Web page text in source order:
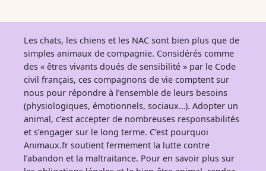
Les chats, les chiens et les NAC sont bien plus que de
simples animaux de compagnie. Considérés comme
des « êtres vivants doués de sensibilité » par le Code
civil français, ces compagnons de vie comptent sur
nous pour répondre à l’ensemble de leurs besoins
(physiologiques, émotionnels, sociaux…). Adopter un
animal, c’est accepter de nombreuses responsabilités
et s’engager sur le long terme. C’est pourquoi
Animaux.fr soutient fermement la lutte contre
l’abandon et la maltraitance. Pour en savoir plus sur